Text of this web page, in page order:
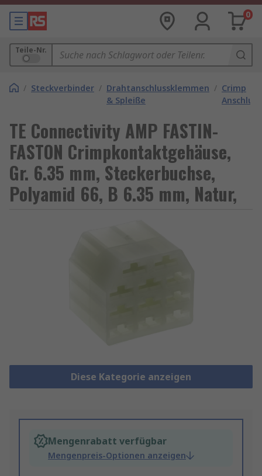
0
Teile-Nr.
/ Steckverbinder / Drahtanschlussklemmen
& Spleiße
/ Crimp
TE Connectivity AMP FASTIN-
FASTON Crimpkontaktgehäuse,
Gr. 6.35 mm, Steckerbuchse,
Polyamid 66, B 6.35 mm, Natur,
Diese Kategorie anzeigen
Mengenrabatt verfügbar
Mengenpreis-Optionen anzeigen